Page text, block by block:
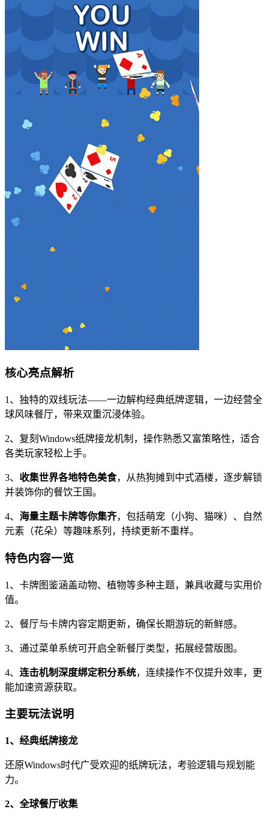
核心亮点解析
1、独特的双线玩法——一边解构经典纸牌逻辑，一边经营全
球风味餐厅，带来双重沉浸体验。
2、复刻Windows纸牌接龙机制，操作熟悉又富策略性，适合
各类玩家轻松上手。
3、 收集世界各地特色美食，从热狗摊到中式酒楼，逐步解锁
并装饰你的餐饮王国。
4、 海量主题卡牌等你集齐，包括萌宠（小狗、猫咪）、自然
元素（花朵）等趣味系列，持续更新不重样。
特色内容一览
1、卡牌图鉴涵盖动物、植物等多种主题，兼具收藏与实用价
值。
2、餐厅与卡牌内容定期更新，确保长期游玩的新鲜感。
3、通过菜单系统可开启全新餐厅类型，拓展经营版图。
4、 连击机制深度绑定积分系统，连续操作不仅提升效率，更
能加速资源获取。
主要玩法说明
1、经典纸牌接龙
还原Windows时代广受欢迎的纸牌玩法，考验逻辑与规划能
力。
2、全球餐厅收集